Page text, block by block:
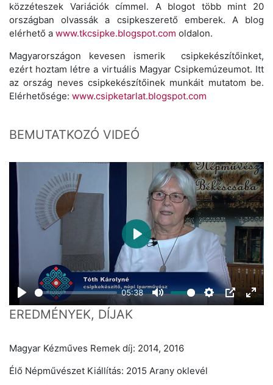
közzéteszek Variációk címmel. A blogot több mint 20
országban olvassák a csipkeszerető emberek. A blog
elérhető a www.tkcsipke.blogspot.com oldalon.
Magyarországon kevesen ismerik csipkekészítőinket,
ezért hoztam létre a virtuális Magyar Csipkemúzeumot. Itt
az ország neves csipkekészítőinek munkáit mutatom be.
Elérhetősége: www.csipketarlat.blogspot.com
BEMUTATKOZÓ VIDEÓ
Play
05:38
Mute Settings
PIP
Play
EREDMÉNYEK, DÍJAK
Magyar Kézműves Remek díj: 2014, 2016
Élő Népművészet Kiállítás: 2015 Arany oklevél